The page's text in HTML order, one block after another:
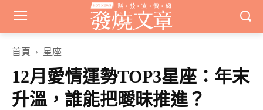
首頁 星座
12月愛情運勢TOP3星座：年末
升溫，誰能把曖昧推進？